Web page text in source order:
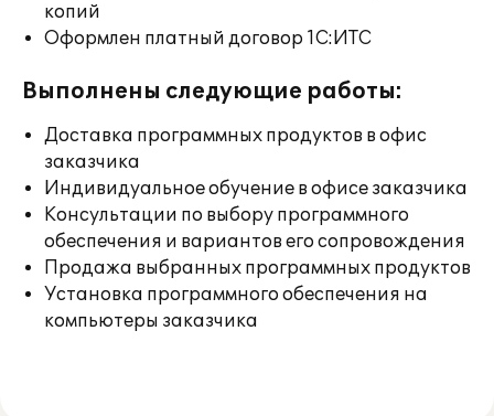
копий
Оформлен платный договор 1С:ИТС
Выполнены следующие работы:
Доставка программных продуктов в офис
заказчика
Индивидуальное обучение в офисе заказчика
Консультации по выбору программного
обеспечения и вариантов его сопровождения
Продажа выбранных программных продуктов
Установка программного обеспечения на
компьютеры заказчика